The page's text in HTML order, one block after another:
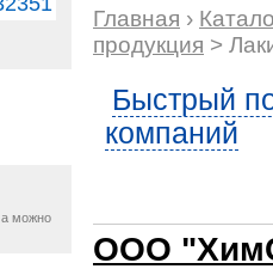
а можно
Главная ›
продукция >
Быстрый
компаний
ООО